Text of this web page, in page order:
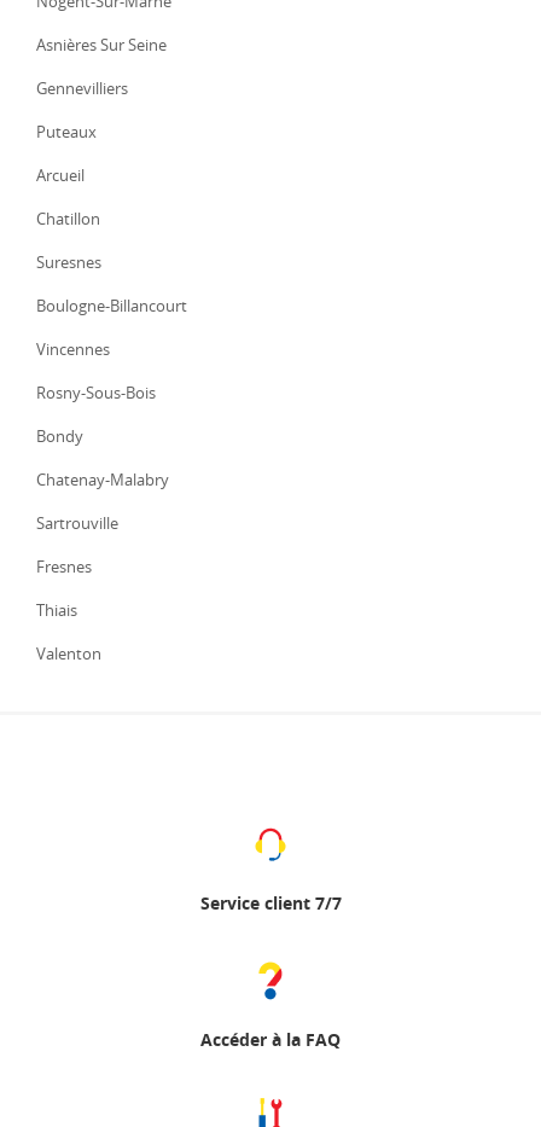
Asnières Sur Seine
Gennevilliers
Puteaux
Arcueil
Chatillon
Suresnes
Boulogne-Billancourt
Vincennes
Rosny-Sous-Bois
Bondy
Chatenay-Malabry
Sartrouville
Fresnes
Thiais
Valenton
Service client 7/7
Accéder à la FAQ